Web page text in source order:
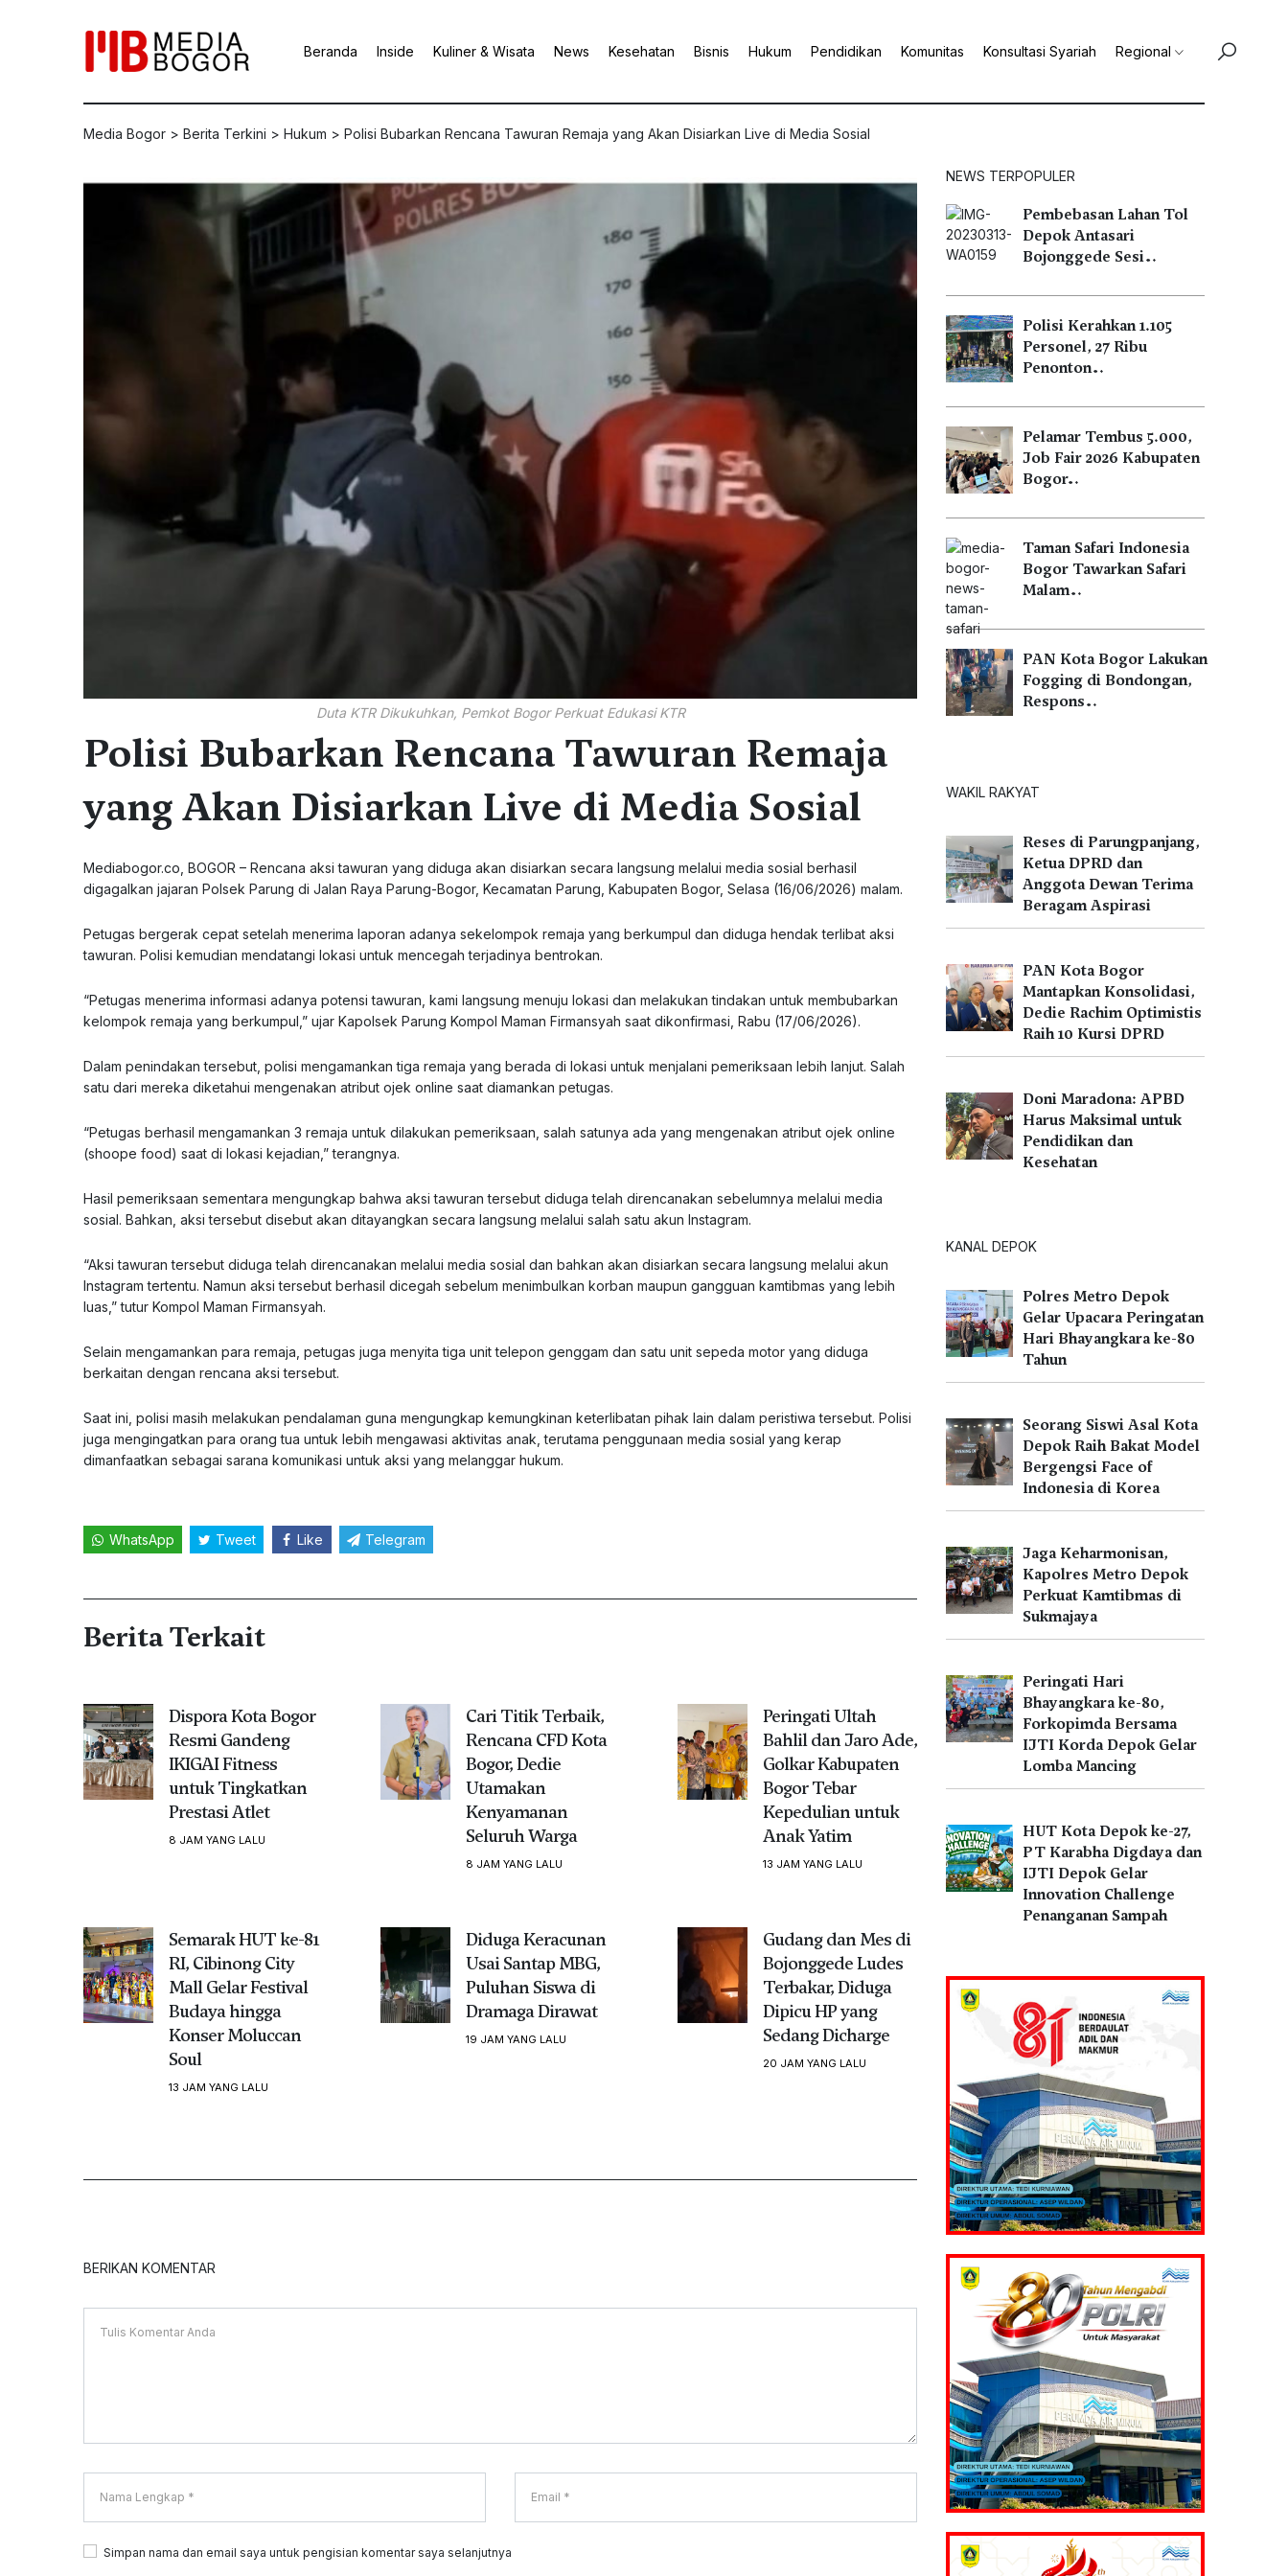
Beranda Inside Kuliner & Wisata News Kesehatan Bisnis Hukum Pendidikan Komunitas Konsultasi Syariah Regional
Media Bogor > Berita Terkini > Hukum > Polisi Bubarkan Rencana Tawuran Remaja yang Akan Disiarkan Live di Media Sosial
Duta KTR Dikukuhkan, Pemkot Bogor Perkuat Edukasi KTR
Polisi Bubarkan Rencana Tawuran Remaja
yang Akan Disiarkan Live di Media Sosial
Mediabogor.co, BOGOR – Rencana aksi tawuran yang diduga akan disiarkan secara langsung melalui media sosial berhasil
digagalkan jajaran Polsek Parung di Jalan Raya Parung-Bogor, Kecamatan Parung, Kabupaten Bogor, Selasa (16/06/2026) malam.
Petugas bergerak cepat setelah menerima laporan adanya sekelompok remaja yang berkumpul dan diduga hendak terlibat aksi
tawuran. Polisi kemudian mendatangi lokasi untuk mencegah terjadinya bentrokan.
“Petugas menerima informasi adanya potensi tawuran, kami langsung menuju lokasi dan melakukan tindakan untuk membubarkan
kelompok remaja yang berkumpul,” ujar Kapolsek Parung Kompol Maman Firmansyah saat dikonfirmasi, Rabu (17/06/2026).
Dalam penindakan tersebut, polisi mengamankan tiga remaja yang berada di lokasi untuk menjalani pemeriksaan lebih lanjut. Salah
satu dari mereka diketahui mengenakan atribut ojek online saat diamankan petugas.
“Petugas berhasil mengamankan 3 remaja untuk dilakukan pemeriksaan, salah satunya ada yang mengenakan atribut ojek online
(shoope food) saat di lokasi kejadian,” terangnya.
Hasil pemeriksaan sementara mengungkap bahwa aksi tawuran tersebut diduga telah direncanakan sebelumnya melalui media
sosial. Bahkan, aksi tersebut disebut akan ditayangkan secara langsung melalui salah satu akun Instagram.
“Aksi tawuran tersebut diduga telah direncanakan melalui media sosial dan bahkan akan disiarkan secara langsung melalui akun
Instagram tertentu. Namun aksi tersebut berhasil dicegah sebelum menimbulkan korban maupun gangguan kamtibmas yang lebih
luas,” tutur Kompol Maman Firmansyah.
Selain mengamankan para remaja, petugas juga menyita tiga unit telepon genggam dan satu unit sepeda motor yang diduga
berkaitan dengan rencana aksi tersebut.
Saat ini, polisi masih melakukan pendalaman guna mengungkap kemungkinan keterlibatan pihak lain dalam peristiwa tersebut. Polisi
juga mengingatkan para orang tua untuk lebih mengawasi aktivitas anak, terutama penggunaan media sosial yang kerap
dimanfaatkan sebagai sarana komunikasi untuk aksi yang melanggar hukum.
WhatsApp Tweet Like Telegram
Berita Terkait
Dispora Kota Bogor
Resmi Gandeng
IKIGAI Fitness
untuk Tingkatkan
Prestasi Atlet
8 JAM YANG LALU
Cari Titik Terbaik,
Rencana CFD Kota
Bogor, Dedie
Utamakan
Kenyamanan
Seluruh Warga
8 JAM YANG LALU
Peringati Ultah
Bahlil dan Jaro Ade,
Golkar Kabupaten
Bogor Tebar
Kepedulian untuk
Anak Yatim
13 JAM YANG LALU
Semarak HUT ke-81
RI, Cibinong City
Mall Gelar Festival
Budaya hingga
Konser Moluccan
Soul
13 JAM YANG LALU
Diduga Keracunan
Usai Santap MBG,
Puluhan Siswa di
Dramaga Dirawat
19 JAM YANG LALU
Gudang dan Mes di
Bojonggede Ludes
Terbakar, Diduga
Dipicu HP yang
Sedang Dicharge
20 JAM YANG LALU
BERIKAN KOMENTAR
Simpan nama dan email saya untuk pengisian komentar saya selanjutnya
NEWS TERPOPULER
Pembebasan Lahan Tol
Depok Antasari
Bojonggede Sesi…
Polisi Kerahkan 1.105
Personel, 27 Ribu
Penonton…
Pelamar Tembus 5.000,
Job Fair 2026 Kabupaten
Bogor…
Taman Safari Indonesia
Bogor Tawarkan Safari
Malam…
PAN Kota Bogor Lakukan
Fogging di Bondongan,
Respons…
WAKIL RAKYAT
Reses di Parungpanjang,
Ketua DPRD dan
Anggota Dewan Terima
Beragam Aspirasi
PAN Kota Bogor
Mantapkan Konsolidasi,
Dedie Rachim Optimistis
Raih 10 Kursi DPRD
Doni Maradona: APBD
Harus Maksimal untuk
Pendidikan dan
Kesehatan
KANAL DEPOK
Polres Metro Depok
Gelar Upacara Peringatan
Hari Bhayangkara ke-80
Tahun
Seorang Siswi Asal Kota
Depok Raih Bakat Model
Bergengsi Face of
Indonesia di Korea
Jaga Keharmonisan,
Kapolres Metro Depok
Perkuat Kamtibmas di
Sukmajaya
Peringati Hari
Bhayangkara ke-80,
Forkopimda Bersama
IJTI Korda Depok Gelar
Lomba Mancing
HUT Kota Depok ke-27,
PT Karabha Digdaya dan
IJTI Depok Gelar
Innovation Challenge
Penanganan Sampah